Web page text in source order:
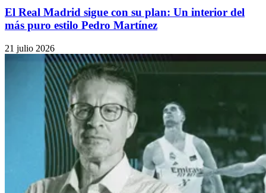
El Real Madrid sigue con su plan: Un interior del
más puro estilo Pedro Martínez
21 julio 2026